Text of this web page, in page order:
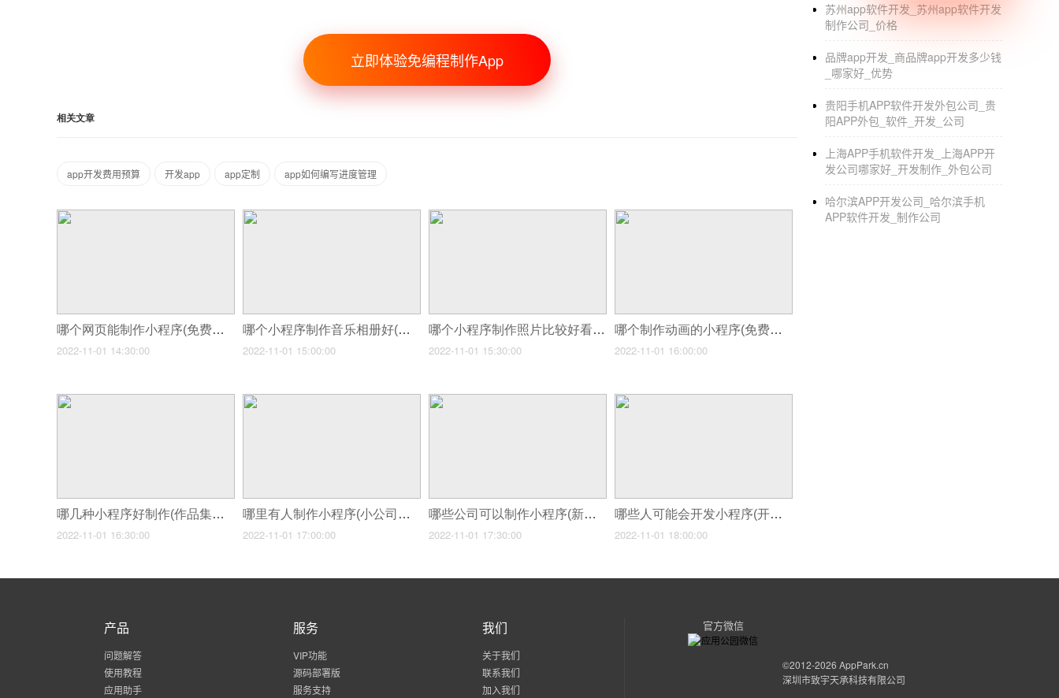
立即体验免编程制作App
相关文章
app开发费用预算 开发app app定制 app如何编写进度管理
哪个网页能制作小程序(免费制作小程序的流程)
2022-11-01 14:30:00
哪个小程序制作音乐相册好(怎么制作那种微信音乐相册)
2022-11-01 15:00:00
哪个小程序制作照片比较好看(小程序制作平台或公司)
2022-11-01 15:30:00
哪个制作动画的小程序(免费制作小程序的流程)
2022-11-01 16:00:00
哪几种小程序好制作(作品集小程序制作流程三个步骤制作个人小程序)
2022-11-01 16:30:00
哪里有人制作小程序(小公司如何快速做一个小程序)
2022-11-01 17:00:00
哪些公司可以制作小程序(新手如何制作自己的小程序)
2022-11-01 17:30:00
哪些人可能会开发小程序(开发一个微信小程序分销系统要多少钱)
2022-11-01 18:00:00
苏州app软件开发_苏州app软件开发
制作公司_价格
品牌app开发_商品牌app开发多少钱
_哪家好_优势
贵阳手机APP软件开发外包公司_贵
阳APP外包_软件_开发_公司
上海APP手机软件开发_上海APP开
发公司哪家好_开发制作_外包公司
哈尔滨APP开发公司_哈尔滨手机
APP软件开发_制作公司
产品
问题解答
使用教程
应用助手
服务
VIP功能
源码部署版
服务支持
我们
关于我们
联系我们
加入我们
官方微信
©2012-2026 AppPark.cn
深圳市致宇天承科技有限公司